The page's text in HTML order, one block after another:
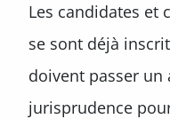
Les candidates et
se sont déjà
doivent passer un
jurisprudence